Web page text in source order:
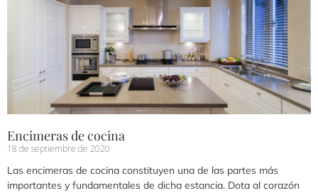
Encimeras de cocina
18 de septiembre de 2020
Las encimeras de cocina constituyen una de las partes más
importantes y fundamentales de dicha estancia. Dota al corazón